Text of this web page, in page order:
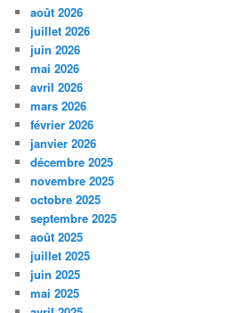
août 2026
juillet 2026
juin 2026
mai 2026
avril 2026
mars 2026
février 2026
janvier 2026
décembre 2025
novembre 2025
octobre 2025
septembre 2025
août 2025
juillet 2025
juin 2025
mai 2025